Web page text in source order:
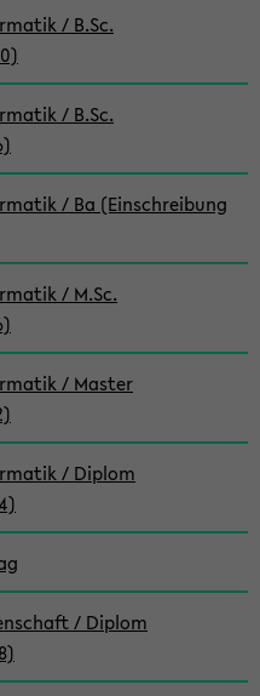
/ B.Sc.
/ B.Sc.
/ Ba (Einschreibung
/ M.Sc.
/ Master
/ Diplom
/ Diplom